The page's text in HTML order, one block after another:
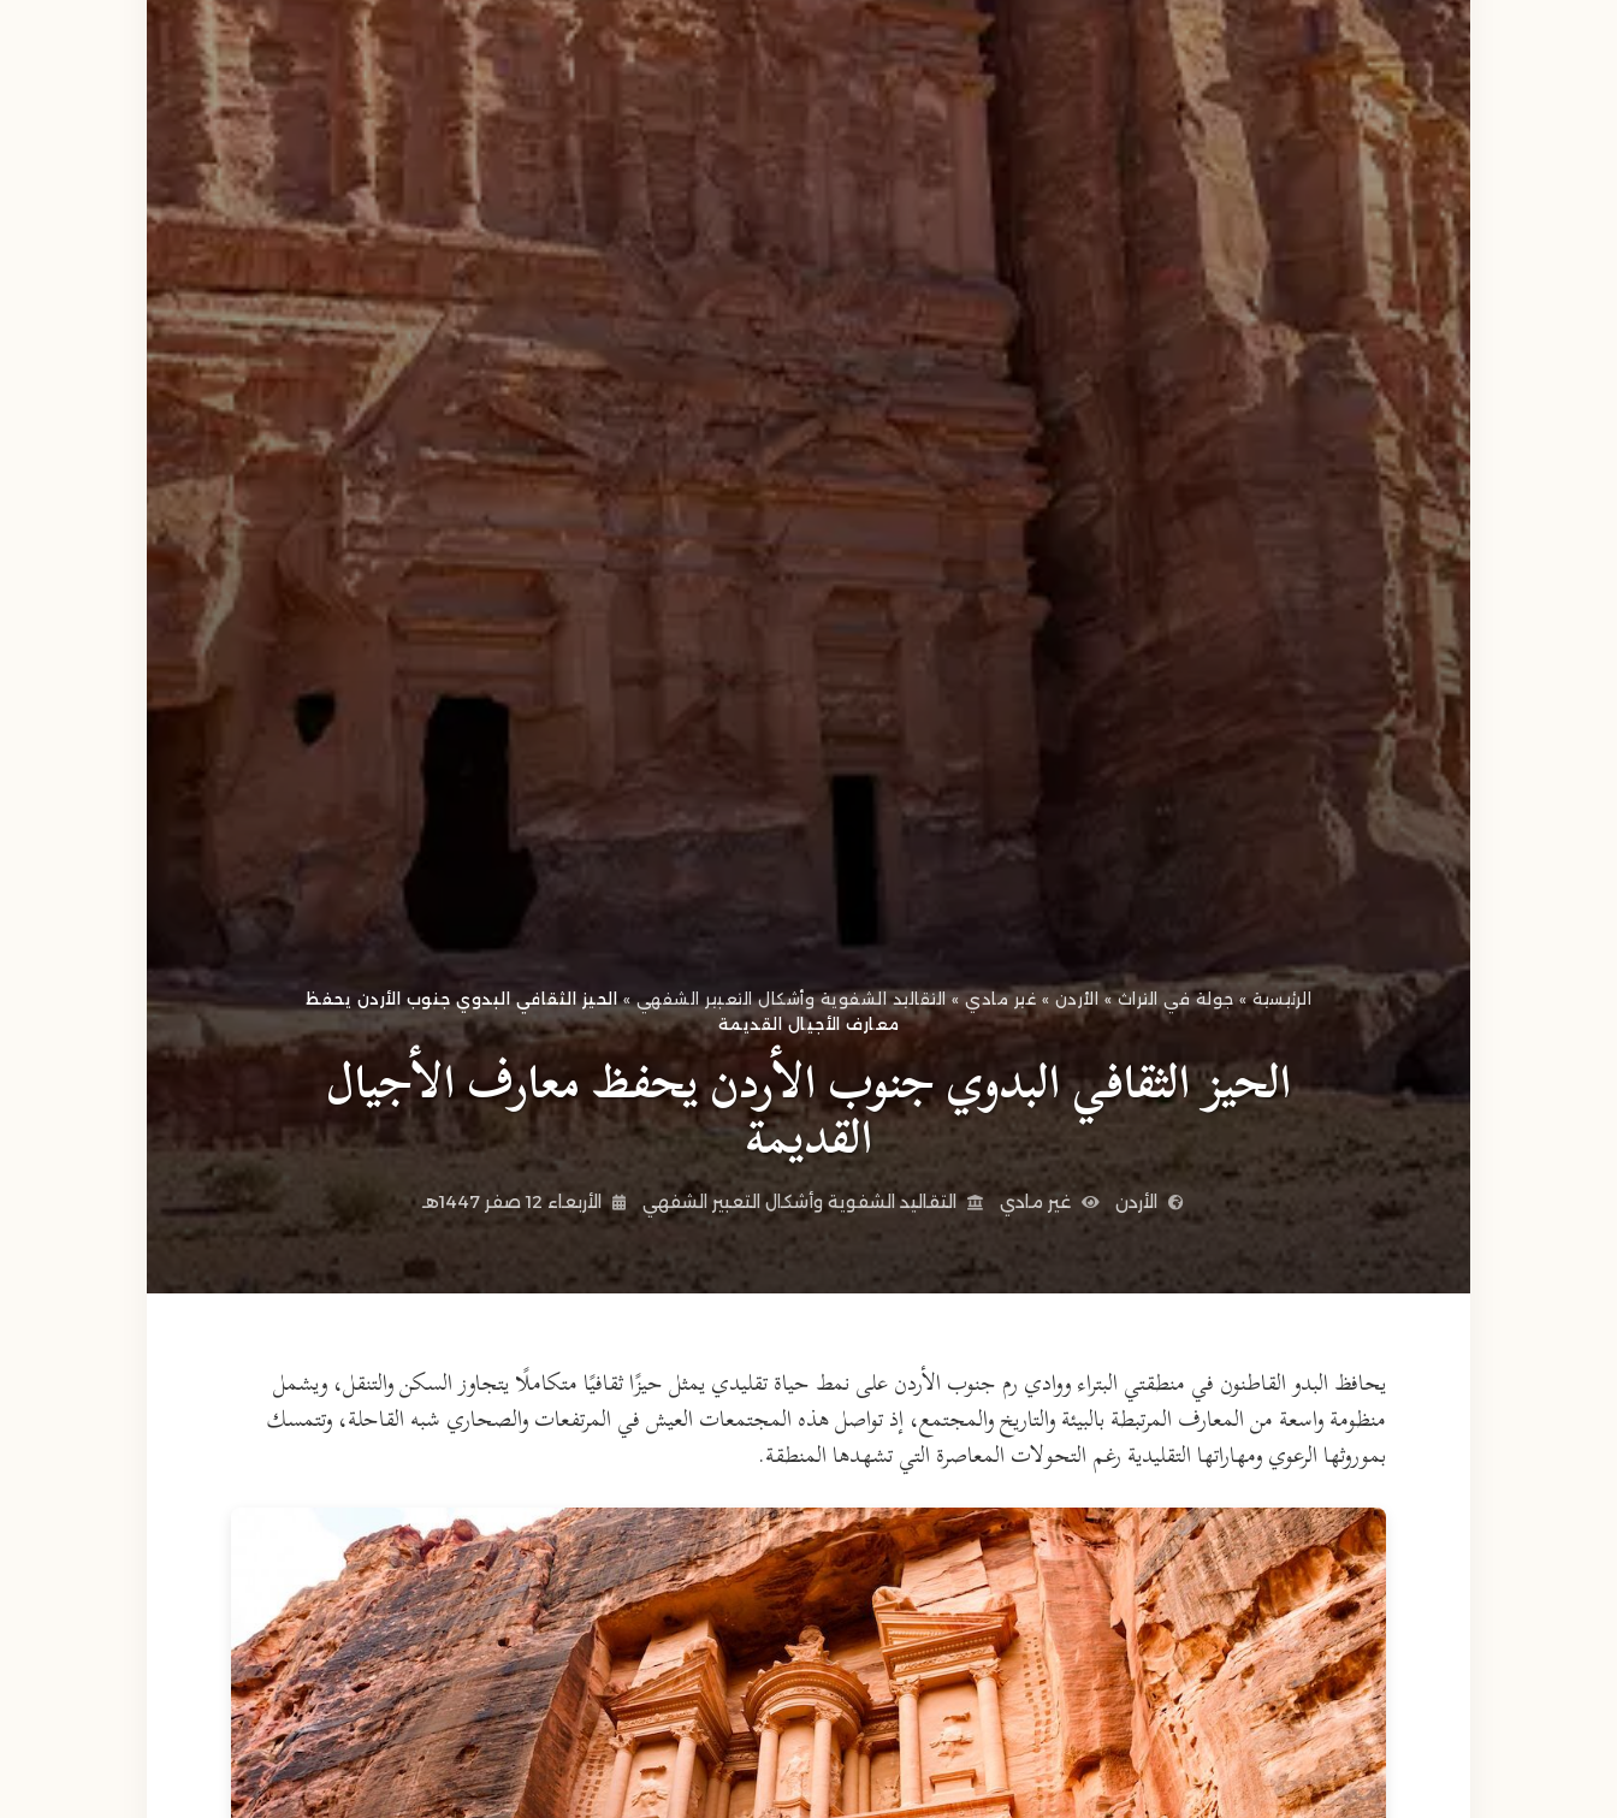
الرئيسية»جولة في التراث» الأردن » غير مادي » التقاليد الشفوية وأشكال التعبير الشفهي »الحيز الثقافي البدوي جنوب الأردن يحفظ
معارف الأجيال القديمة
الحيز الثقافي البدوي جنوب الأردن يحفظ معارف الأجيال
القديمة
الأردن غير مادي التقاليد الشفوية وأشكال التعبير الشفهي الأربعاء 12 صفر 1447هـ
يحافظ البدو القاطنون في منطقتي البتراء ووادي رم جنوب الأردن على نمط حياة تقليدي يمثل حيزًا ثقافيًا متكاملًا يتجاوز السكن والتنقل، ويشمل
منظومة واسعة من المعارف المرتبطة بالبيئة والتاريخ والمجتمع، إذ تواصل هذه المجتمعات العيش في المرتفعات والصحاري شبه القاحلة، وتتمسك
بموروثها الرعوي ومهاراتها التقليدية رغم التحولات المعاصرة التي تشهدها المنطقة.